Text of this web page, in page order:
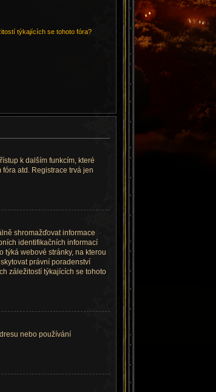
týkajících se tohoto fóra?
k dalším funkcím, které
atd. Registrace trvá jen
shromažďovat informace
identifikačních informací
týká webové stránky, na kterou
právní poradenství
záležitostí týkajících se tohoto
nebo používání